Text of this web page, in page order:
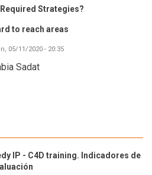
Required Strategies?
to reach areas
05/11/2020 - 20:35
Sadat
IP - C4D training. Indicadores de